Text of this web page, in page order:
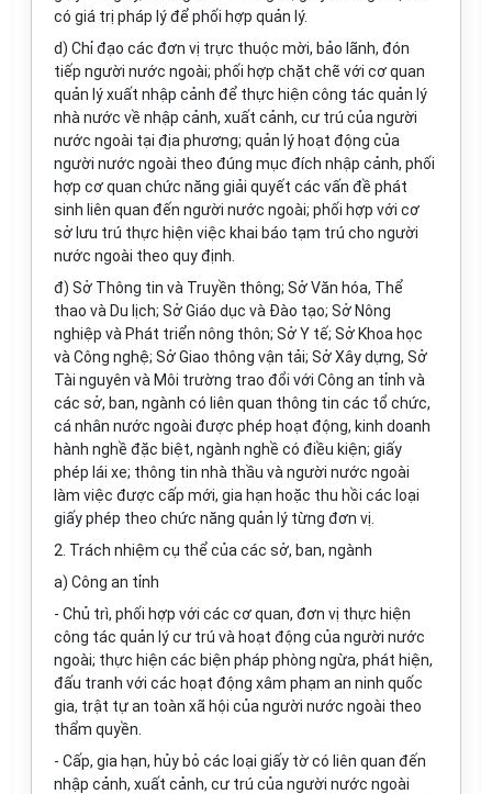
có giá trị pháp lý để phối hợp quản lý.
d) Chỉ đạo các đơn vị trực thuộc mời, bảo lãnh, đón
tiếp người nước ngoài; phối hợp chặt chẽ với cơ quan
quản lý xuất nhập cảnh để thực hiện công tác quản lý
nhà nước về nhập cảnh, xuất cảnh, cư trú của người
nước ngoài tại địa phương; quản lý hoạt động của
người nước ngoài theo đúng mục đích nhập cảnh, phối
hợp cơ quan chức năng giải quyết các vấn đề phát
sinh liên quan đến người nước ngoài; phối hợp với cơ
sở lưu trú thực hiện việc khai báo tạm trú cho người
nước ngoài theo quy định.
đ) Sở Thông tin và Truyền thông; Sở Văn hóa, Thể
thao và Du lịch; Sở Giáo dục và Đào tạo; Sở Nông
nghiệp và Phát triển nông thôn; Sở Y tế; Sở Khoa học
và Công nghệ; Sở Giao thông vận tải; Sở Xây dựng, Sở
Tài nguyên và Môi trường trao đổi với Công an tỉnh và
các sở, ban, ngành có liên quan thông tin các tổ chức,
cá nhân nước ngoài được phép hoạt động, kinh doanh
hành nghề đặc biệt, ngành nghề có điều kiện; giấy
phép lái xe; thông tin nhà thầu và người nước ngoài
làm việc được cấp mới, gia hạn hoặc thu hồi các loại
giấy phép theo chức năng quản lý từng đơn vị.
2. Trách nhiệm cụ thể của các sở, ban, ngành
a) Công an tỉnh
- Chủ trì, phối hợp với các cơ quan, đơn vị thực hiện
công tác quản lý cư trú và hoạt động của người nước
ngoài; thực hiện các biện pháp phòng ngừa, phát hiện,
đấu tranh với các hoạt động xâm phạm an ninh quốc
gia, trật tự an toàn xã hội của người nước ngoài theo
thẩm quyền.
- Cấp, gia hạn, hủy bỏ các loại giấy tờ có liên quan đến
nhập cảnh, xuất cảnh, cư trú của người nước ngoài